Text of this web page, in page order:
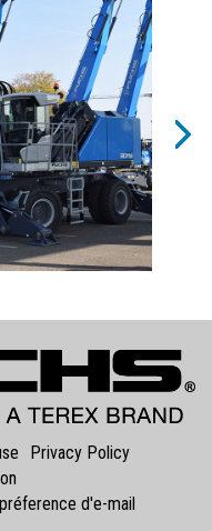
Privacy Policy
d'e-mail